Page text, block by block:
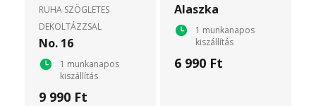
RUHA SZÖGLETES
DEKOLTÁZZSAL
No. 16
1 munkanapos
kiszállítás
9 990 Ft
Alaszka
1 munkanapos
kiszállítás
6 990 Ft